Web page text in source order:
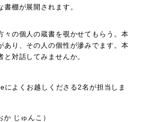
書棚が展開されます。
々の個人の蔵書を覗かせてもらう。本
あり、その人の個性が滲みでます。本
と対話してみませんか。
によくお越しくださる2名が担当しま
じゅんこ）